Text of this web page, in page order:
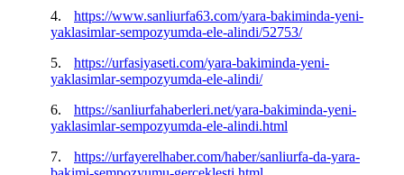
4.
https://www.sanliurfa63.com/yara-bakiminda-yeni-
yaklasimlar-sempozyumda-ele-alindi/52753/
5.
https://urfasiyaseti.com/yara-bakiminda-yeni-
yaklasimlar-sempozyumda-ele-alindi/
6.
https://sanliurfahaberleri.net/yara-bakiminda-yeni-
yaklasimlar-sempozyumda-ele-alindi.html
7.
https://urfayerelhaber.com/haber/sanliurfa-da-yara-